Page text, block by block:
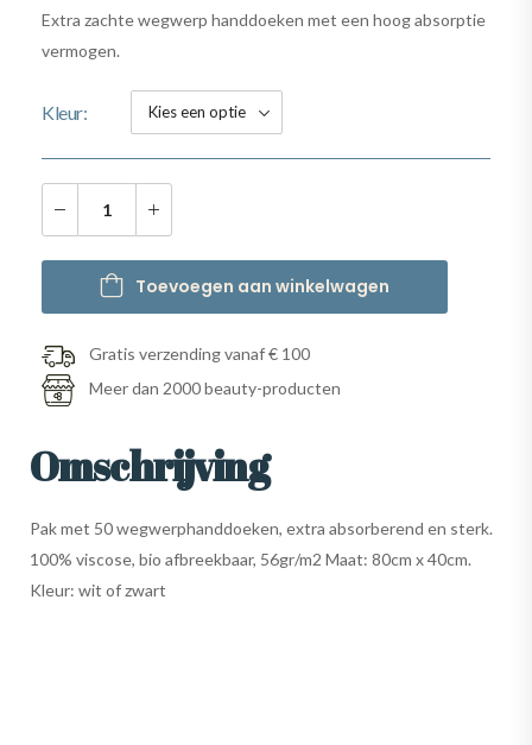
Extra zachte wegwerp handdoeken met een hoog absorptie
vermogen.
Kleur
Toevoegen aan winkelwagen
Gratis verzending vanaf € 100
Meer dan 2000 beauty-producten
Omschrijving
Pak met 50 wegwerphanddoeken, extra absorberend en sterk.
100% viscose, bio afbreekbaar, 56gr/m2 Maat: 80cm x 40cm.
Kleur: wit of zwart